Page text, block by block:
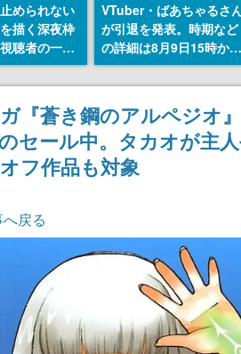
められない
描く深夜枠
聴者の一部
。違法薬物
き描写も含
議論を交わ
VTuber・ばあちゃるさ
が引退を発表。時期など
の詳細は8月9日15時から
の配信で説明
『蒼き鋼のアルペジオ
セール中。タカオが主
フ作品も対象
戻る